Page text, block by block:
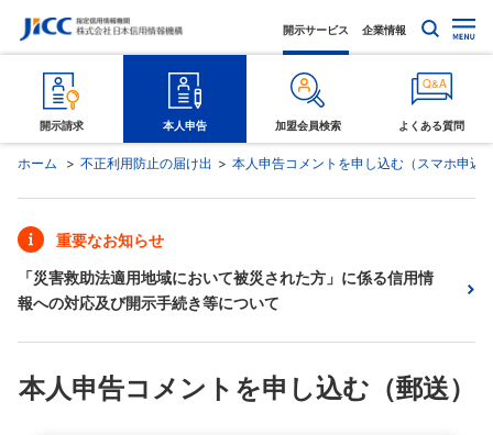
開示サービス 企業情報
開示請求 本人申告 加盟会員検索 よくある質問
ホーム 不正利用防止の届け出 本人申告コメントを申し込む（スマホ申込
重要なお知らせ
「災害救助法適用地域において被災された方」に係る信用情
報への対応及び開示手続き等について
本人申告コメントを申し込む（郵送）